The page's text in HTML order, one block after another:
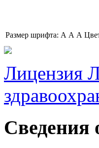
Размер шрифта: A A A
Лицензия
Сведения